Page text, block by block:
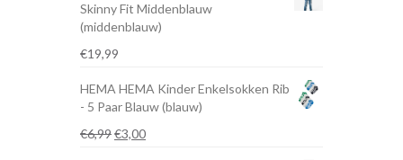
€12,99.€7,79.
Skinny Fit Middenblauw
(middenblauw)
€19,99
HEMA HEMA Kinder Enkelsokken Rib
- 5 Paar Blauw (blauw)
€6,99Oorspronkelijke
€3,00Huidige